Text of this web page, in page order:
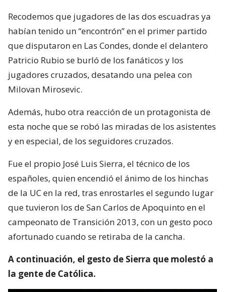
Recodemos que jugadores de las dos escuadras ya
habían tenido un “encontrón” en el primer partido
que disputaron en Las Condes, donde el delantero
Patricio Rubio se burló de los fanáticos y los
jugadores cruzados, desatando una pelea con
Milovan Mirosevic.
Además, hubo otra reacción de un protagonista de
esta noche que se robó las miradas de los asistentes
y en especial, de los seguidores cruzados.
Fue el propio José Luis Sierra, el técnico de los
españoles, quien encendió el ánimo de los hinchas
de la UC en la red, tras enrostarles el segundo lugar
que tuvieron los de San Carlos de Apoquinto en el
campeonato de Transición 2013, con un gesto poco
afortunado cuando se retiraba de la cancha.
A continuación, el gesto de Sierra que molestó a
la gente de Católica.